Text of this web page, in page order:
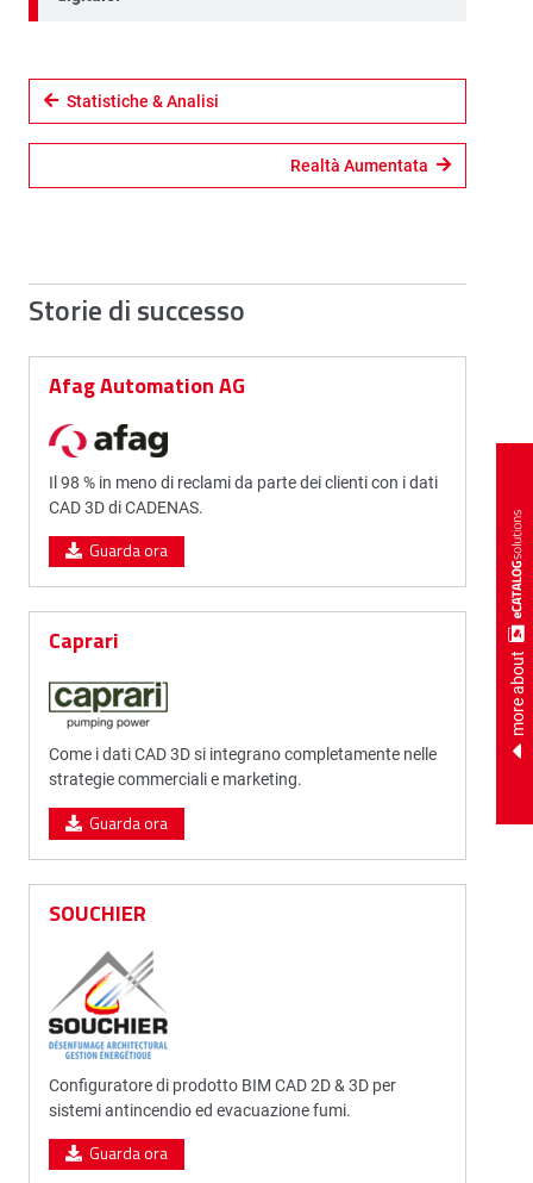
more about
Statistiche & Analisi
Realtà Aumentata
Storie di successo
Afag Automation AG
Il 98 % in meno di reclami da parte dei clienti con i dati
CAD 3D di CADENAS.
Guarda ora
Caprari
Come i dati CAD 3D si integrano completamente nelle
strategie commerciali e marketing.
Guarda ora
SOUCHIER
Configuratore di prodotto BIM CAD 2D & 3D per
sistemi antincendio ed evacuazione fumi.
Guarda ora